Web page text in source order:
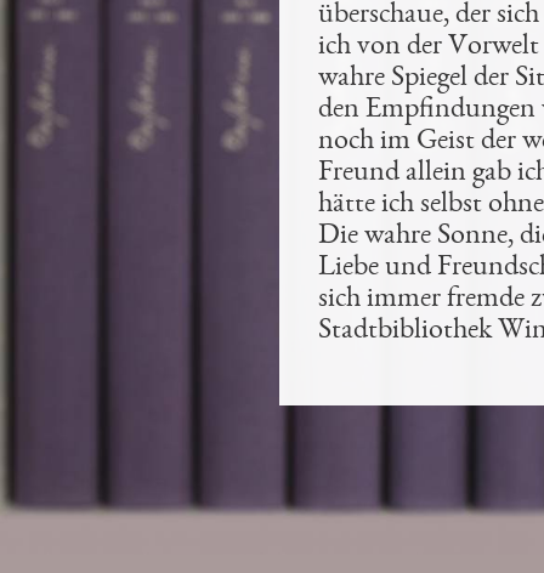
überschaue, der
ich von der Vorwelt
wahre Spiegel der
den Empfindungen
noch im Geist der
Freund allein gab
hätte ich selbst
Die wahre Sonne,
Liebe und
sich immer fremde
Stadtbibliothek